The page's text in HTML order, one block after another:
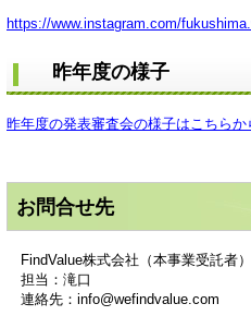
https://www.instagram.com/
昨年度の様子
昨年度の発表審査会の様子はこちらか
お問合せ先
FindValue株式会社（本事業受託者
担当：滝口
連絡先：info@wefindvalue.com